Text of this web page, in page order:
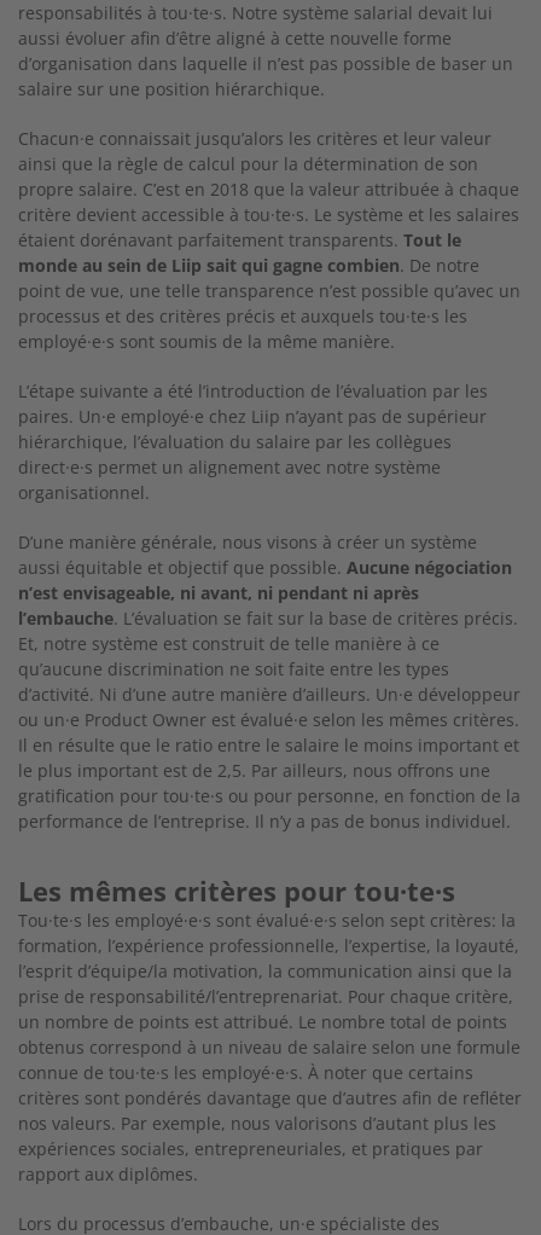
responsabilités à tou·te·s. Notre système salarial devait lui
aussi évoluer afin d’être aligné à cette nouvelle forme
d’organisation dans laquelle il n’est pas possible de baser un
salaire sur une position hiérarchique.
Chacun·e connaissait jusqu’alors les critères et leur valeur
ainsi que la règle de calcul pour la détermination de son
propre salaire. C’est en 2018 que la valeur attribuée à chaque
critère devient accessible à tou·te·s. Le système et les salaires
étaient dorénavant parfaitement transparents. Tout le
monde au sein de Liip sait qui gagne combien. De notre
point de vue, une telle transparence n’est possible qu’avec un
processus et des critères précis et auxquels tou·te·s les
employé·e·s sont soumis de la même manière.
L’étape suivante a été l’introduction de l’évaluation par les
paires. Un·e employé·e chez Liip n’ayant pas de supérieur
hiérarchique, l’évaluation du salaire par les collègues
direct·e·s permet un alignement avec notre système
organisationnel.
D’une manière générale, nous visons à créer un système
aussi équitable et objectif que possible. Aucune négociation
n’est envisageable, ni avant, ni pendant ni après
l’embauche. L’évaluation se fait sur la base de critères précis.
Et, notre système est construit de telle manière à ce
qu’aucune discrimination ne soit faite entre les types
d’activité. Ni d’une autre manière d’ailleurs. Un·e développeur
ou un·e Product Owner est évalué·e selon les mêmes critères.
Il en résulte que le ratio entre le salaire le moins important et
le plus important est de 2,5. Par ailleurs, nous offrons une
gratification pour tou·te·s ou pour personne, en fonction de la
performance de l’entreprise. Il n’y a pas de bonus individuel.
Les mêmes critères pour tou·te·s
Tou·te·s les employé·e·s sont évalué·e·s selon sept critères: la
formation, l’expérience professionnelle, l’expertise, la loyauté,
l’esprit d’équipe/la motivation, la communication ainsi que la
prise de responsabilité/l’entreprenariat. Pour chaque critère,
un nombre de points est attribué. Le nombre total de points
obtenus correspond à un niveau de salaire selon une formule
connue de tou·te·s les employé·e·s. À noter que certains
critères sont pondérés davantage que d’autres afin de refléter
nos valeurs. Par exemple, nous valorisons d’autant plus les
expériences sociales, entrepreneuriales, et pratiques par
rapport aux diplômes.
Lors du processus d’embauche, un·e spécialiste des